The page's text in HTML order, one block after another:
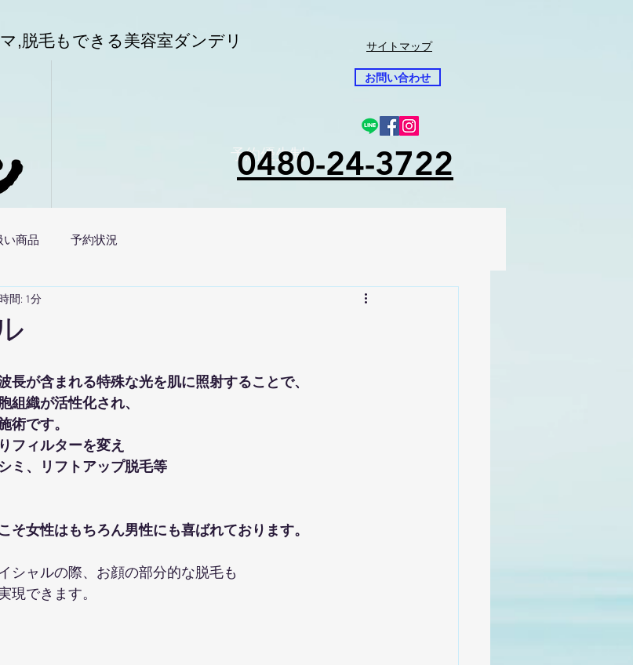
,脱毛もできる美容室ダンデリ
お問い合わせ
予約優先制
0480-24-3722
サイトマップ
い商品 予約状況
間: 1分
長が含まれる特殊な光を肌に照射することで、
組織が活性化され、
術です。
フィルターを変え
ミ、リフトアップ脱毛等
そ女性はもちろん男性にも喜ばれております。
シャルの際、お顔の部分的な脱毛も
現できます。